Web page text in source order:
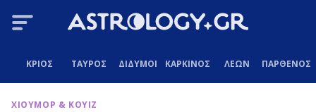
ΚΡΙΟΣ ΤΑΥΡΟΣ ΔΙΔΥΜΟΙ ΚΑΡΚΙΝΟΣ ΛΕΩΝ ΠΑΡΘΕΝΟΣ
ΧΙΟΥΜΟΡ & ΚΟΥΙΖ